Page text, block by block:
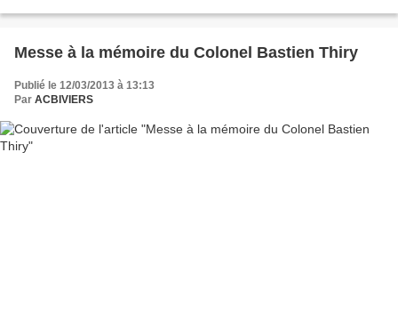
Messe à la mémoire du Colonel Bastien Thiry
Publié le 12/03/2013 à 13:13
Par ACBIVIERS